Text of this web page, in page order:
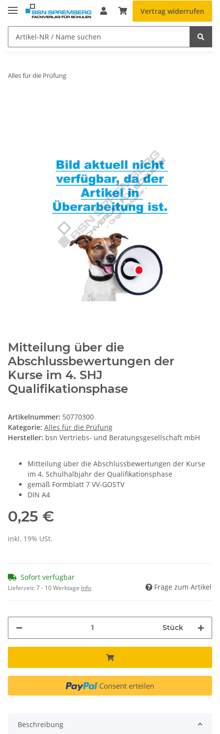
Vertrag widerrufen
Alles für die Prüfung
Mitteilung über die
Abschlussbewertungen der
Kurse im 4. SHJ
Qualifikationsphase
Artikelnummer: 50770300
Kategorie: Alles für die Prüfung
Hersteller: bsn Vertriebs- und Beratungsgesellschaft mbH
Mitteilung über die Abschlussbewertungen der Kurse
im 4. Schulhalbjahr der Qualifikationsphase
gemäß Formblatt 7 VV-GOSTV
DIN A4
0,25 €
inkl. 19% USt.
Sofort verfügbar
Lieferzeit:7 - 10 Werktage Info Frage zum Artikel
Stück
Consent erteilen
Beschreibung